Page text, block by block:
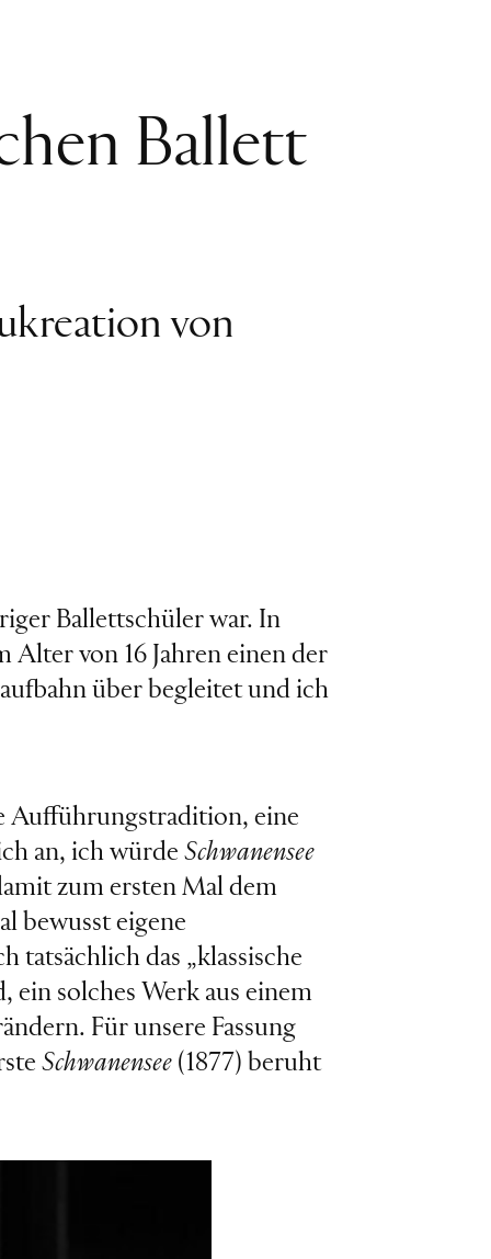
Ballett
von
Ballettschüler war. In
Alter von 16 Jahren einen der
über begleitet und ich
Aufführungstradition, eine
an, ich würdeSchwanensee
zum ersten Mal dem
bewusst eigene
tatsächlich das „klassische
ein solches Werk aus einem
Für unsere Fassung
Schwanensee (1877) beruht